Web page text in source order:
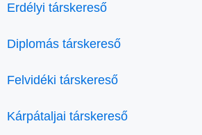
Erdélyi társkereső
Diplomás társkereső
Felvidéki társkereső
Kárpátaljai társkereső